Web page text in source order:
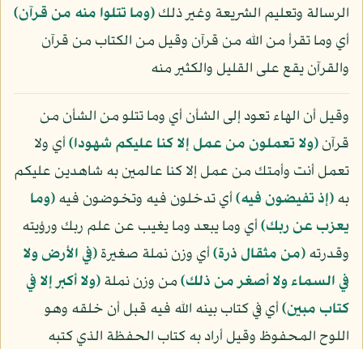
الرسالة وتعليم الشريعة وغير ذلك﴿وما تتلوا منه من قرآن﴾
أي وما تقرأ من الله من قرآن وقيل من الكتاب من قرآن
والقرآن يقع على القليل والكثير منه
وقيل أن الهاء تعود إلى الشأن أي وما تتلو من الشأن من
قرآن﴿ولا تعملون من عمل إلا كنا عليكم شهودا﴾أي ولا
تعمل أنت وأمتك من عمل إلا كنا عالمين به شاهدين عليكم
به﴿إذ تفيضون فيه﴾أي تدخلون فيه وتخوضون فيه﴿وما
يعزب عن ربك﴾أي وما يبعد وما يغيب عن علم ربك ورؤيته
وقدرته﴿من مثقال ذرة﴾أي وزن نملة صغيرة﴿في الأرض ولا
في السماء ولا أصغر من ذلك﴾من وزن نملة﴿ولا أكبر إلا في
كتاب مبين﴾أي في كتاب بينه الله فيه قبل أن خلقه وهو
اللوح المحفوظ وقيل أراد به كتاب الحفظة الذي كتبه